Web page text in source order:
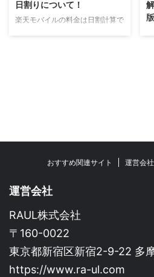
日割りについて！
楽天モバイルの料金は日割計算で
版
おすすめ関連サイト 運営会
運営会社
RAUL株式会社
〒160-0022
東京都新宿区新宿2-9-22 多
https://www.ra-ul.com